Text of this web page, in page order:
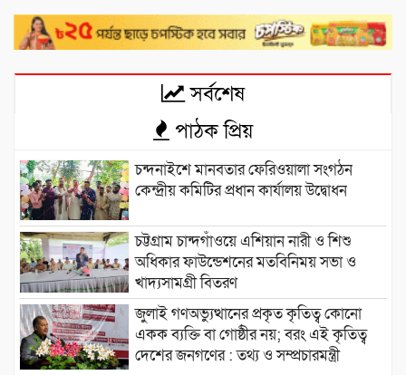
সর্বশেষ
পাঠক প্রিয়
চন্দনাইশে মানবতার ফেরিওয়ালা সংগঠন
কেন্দ্রীয় কমিটির প্রধান কার্যালয় উদ্বোধন
চট্টগ্রাম চান্দগাঁওয়ে এশিয়ান নারী ও শিশু
অধিকার ফাউন্ডেশনের মতবিনিময় সভা ও
খাদ্যসামগ্রী বিতরণ
জুলাই গণঅভ্যুত্থানের প্রকৃত কৃতিত্ব কোনো
একক ব্যক্তি বা গোষ্ঠীর নয়; বরং এই কৃতিত্ব
দেশের জনগণের : তথ্য ও সম্প্রচারমন্ত্রী